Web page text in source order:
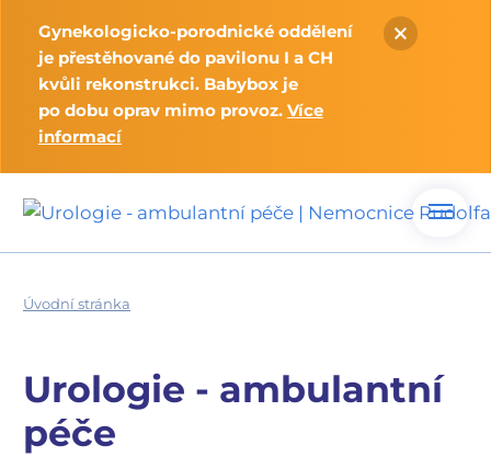
Gynekologicko-porodnické oddělení
je přestěhované do pavilonu I a CH
kvůli rekonstrukci. Babybox je
po dobu oprav mimo provoz. Více
informací
Úvodní stránka
Urologie - ambulantní
péče